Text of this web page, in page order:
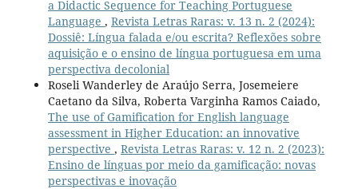
a Didactic Sequence for Teaching Portuguese
Language , Revista Letras Raras: v. 13 n. 2 (2024):
Dossiê: Língua falada e/ou escrita? Reflexões sobre
aquisição e o ensino de língua portuguesa em uma
perspectiva decolonial
Roseli Wanderley de Araújo Serra, Josemeiere
Caetano da Silva, Roberta Varginha Ramos Caiado,
The use of Gamification for English language
assessment in Higher Education: an innovative
perspective , Revista Letras Raras: v. 12 n. 2 (2023):
Ensino de línguas por meio da gamificação: novas
perspectivas e inovação